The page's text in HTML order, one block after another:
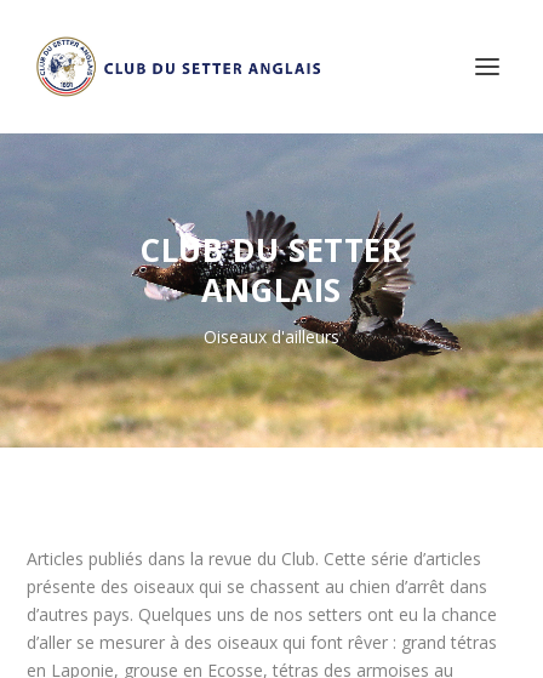
CLUB DU SETTER
ANGLAIS
Oiseaux d'ailleurs
Articles publiés dans la revue du Club. Cette série d’articles
présente des oiseaux qui se chassent au chien d’arrêt dans
d’autres pays. Quelques uns de nos setters ont eu la chance
d’aller se mesurer à des oiseaux qui font rêver : grand tétras
en Laponie, grouse en Ecosse, tétras des armoises au